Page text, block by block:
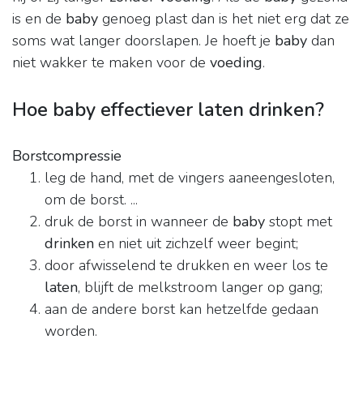
is en de baby genoeg plast dan is het niet erg dat ze
soms wat langer doorslapen. Je hoeft je baby dan
niet wakker te maken voor de voeding.
Hoe baby effectiever laten drinken?
Borstcompressie
leg de hand, met de vingers aaneengesloten,
om de borst. ...
druk de borst in wanneer de baby stopt met
drinken en niet uit zichzelf weer begint;
door afwisselend te drukken en weer los te
laten, blijft de melkstroom langer op gang;
aan de andere borst kan hetzelfde gedaan
worden.